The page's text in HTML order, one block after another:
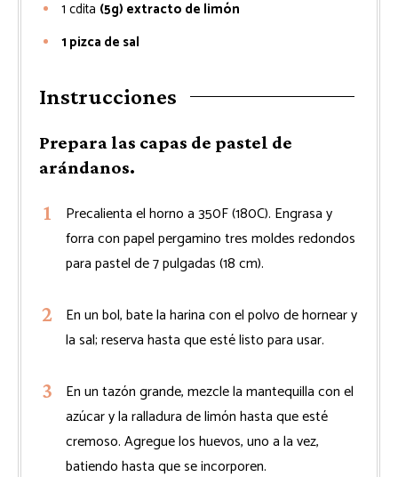
1 cdita (5g) extracto de limón
1 pizca de sal
Instrucciones
Prepara las capas de pastel de
arándanos.
Precalienta el horno a 350F (180C). Engrasa y
forra con papel pergamino tres moldes redondos
para pastel de 7 pulgadas (18 cm).
En un bol, bate la harina con el polvo de hornear y
la sal; reserva hasta que esté listo para usar.
En un tazón grande, mezcle la mantequilla con el
azúcar y la ralladura de limón hasta que esté
cremoso. Agregue los huevos, uno a la vez,
batiendo hasta que se incorporen.